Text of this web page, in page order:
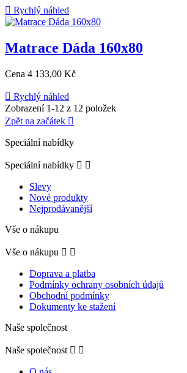
 Rychlý náhled
Matrace Dáda 160x80
Cena 4 133,00 Kč
 Rychlý náhled
Zobrazení 1-12 z 12 položek
Zpět na začátek 
Speciální nabídky
Speciální nabídky  
Slevy
Nové produkty
Nejprodávanější
Vše o nákupu
Vše o nákupu  
Doprava a platba
Podmínky ochrany osobních údajů
Obchodní podmínky
Dokumenty ke stažení
Naše společnost
Naše společnost  